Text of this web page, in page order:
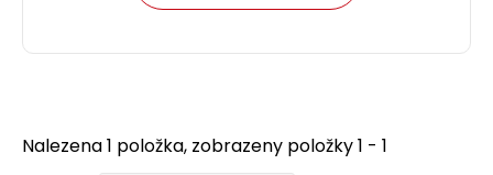
Nalezena 1 položka, zobrazeny položky 1 - 1